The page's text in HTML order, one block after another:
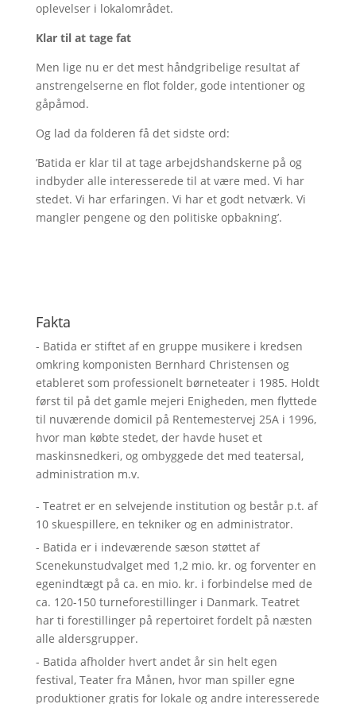
oplevelser i lokalområdet.
Klar til at tage fat
Men lige nu er det mest håndgribelige resultat af
anstrengelserne en flot folder, gode intentioner og
gåpåmod.
Og lad da folderen få det sidste ord:
’Batida er klar til at tage arbejdshandskerne på og
indbyder alle interesserede til at være med. Vi har
stedet. Vi har erfaringen. Vi har et godt netværk. Vi
mangler pengene og den politiske opbakning’.
Fakta
- Batida er stiftet af en gruppe musikere i kredsen
omkring komponisten Bernhard Christensen og
etableret som professionelt børneteater i 1985. Holdt
først til på det gamle mejeri Enigheden, men flyttede
til nuværende domicil på Rentemestervej 25A i 1996,
hvor man købte stedet, der havde huset et
maskinsnedkeri, og ombyggede det med teatersal,
administration m.v.
- Teatret er en selvejende institution og består p.t. af
10 skuespillere, en tekniker og en administrator.
- Batida er i indeværende sæson støttet af
Scenekunstudvalget med 1,2 mio. kr. og forventer en
egenindtægt på ca. en mio. kr. i forbindelse med de
ca. 120-150 turneforestillinger i Danmark. Teatret
har ti forestillinger på repertoiret fordelt på næsten
alle aldersgrupper.
- Batida afholder hvert andet år sin helt egen
festival, Teater fra Månen, hvor man spiller egne
produktioner gratis for lokale og andre interesserede